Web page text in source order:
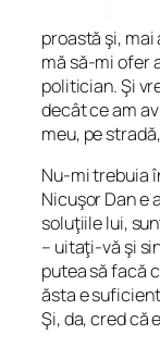
proastă şi,
mă să-mi ofer
politician. Şi
decât ce am
meu, pe
Nu-mi trebuia
Nicuşor Dan e
soluţiile lui,
– uitaţi-vă şi
putea să facă
ăsta e
Şi, da, cred că